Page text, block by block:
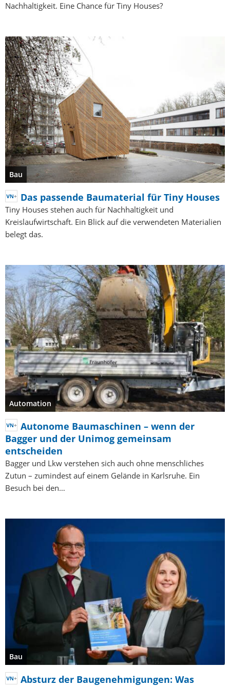
Nachhaltigkeit. Eine Chance für Tiny Houses?
Bau
Das passende Baumaterial für Tiny Houses
Tiny Houses stehen auch für Nachhaltigkeit und
Kreislaufwirtschaft. Ein Blick auf die verwendeten Materialien
belegt das.
Automation
Autonome Baumaschinen – wenn der
Bagger und der Unimog gemeinsam
entscheiden
Bagger und Lkw verstehen sich auch ohne menschliches
Zutun – zumindest auf einem Gelände in Karlsruhe. Ein
Besuch bei den…
Bau
Absturz der Baugenehmigungen: Was